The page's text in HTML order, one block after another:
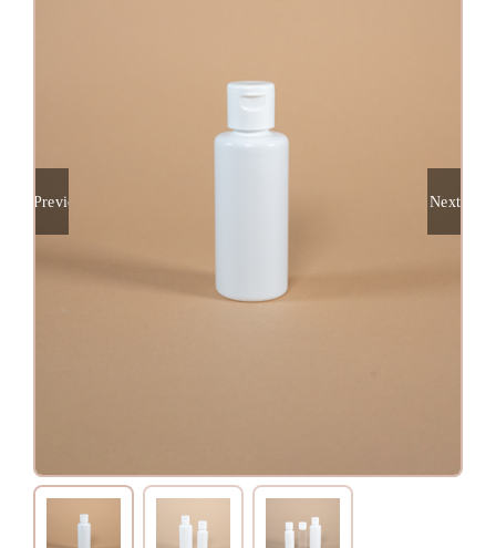
Previous Next